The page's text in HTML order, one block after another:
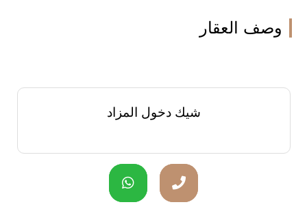
وصف العقار
شيك دخول المزاد